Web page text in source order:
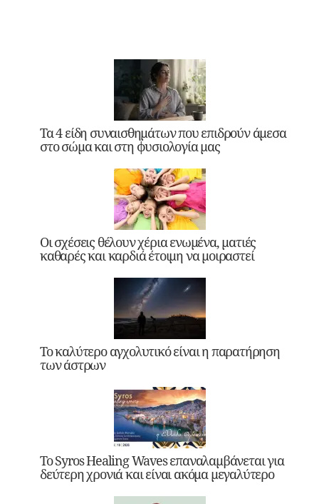
Τα 4 είδη συναισθημάτων που επιδρούν άμεσα
στο σώμα και στη φυσιολογία μας
Οι σχέσεις θέλουν χέρια ενωμένα, ματιές
καθαρές και καρδιά έτοιμη να μοιραστεί
Το καλύτερο αγχολυτικό είναι η παρατήρηση
των άστρων
Το Syros Healing Waves επαναλαμβάνεται για
δεύτερη χρονιά και είναι ακόμα μεγαλύτερο